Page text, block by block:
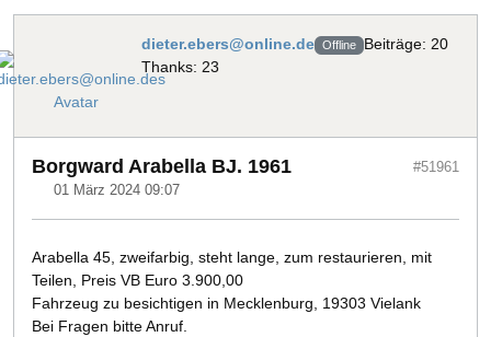
dieter.ebers@online.de Offline Beiträge: 20
Thanks: 23
Borgward Arabella BJ. 1961
01 März 2024 09:07
#51961
Arabella 45, zweifarbig, steht lange, zum restaurieren, mit
Teilen, Preis VB Euro 3.900,00
Fahrzeug zu besichtigen in Mecklenburg, 19303 Vielank
Bei Fragen bitte Anruf.